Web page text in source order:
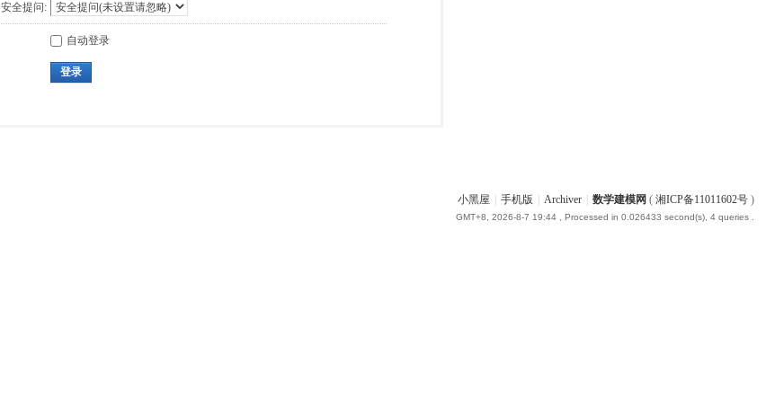
安全提问:
自动登录
登录
小黑屋 手机版 Archiver 数学建模网 ( 湘ICP备11011602号)
GMT+8, 2026-8-7 19:44, Processed in 0.026433 second(s), 4 queries .